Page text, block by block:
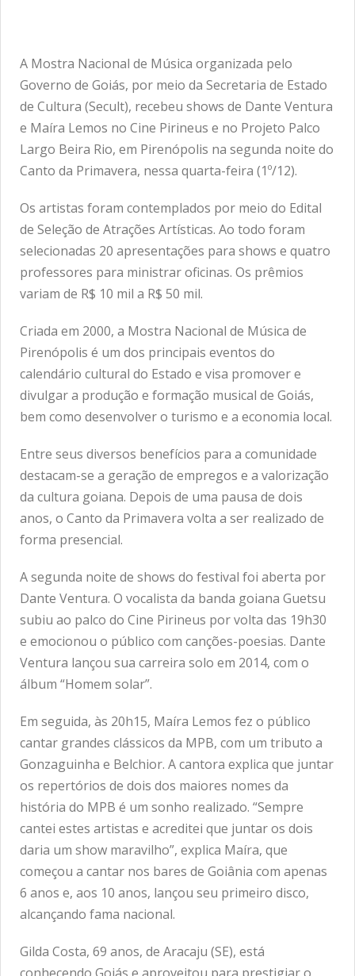
A Mostra Nacional de Música organizada pelo
Governo de Goiás, por meio da Secretaria de Estado
de Cultura (Secult), recebeu shows de Dante Ventura
e Maíra Lemos no Cine Pirineus e no Projeto Palco
Largo Beira Rio, em Pirenópolis na segunda noite do
Canto da Primavera, nessa quarta-feira (1º/12).
Os artistas foram contemplados por meio do Edital
de Seleção de Atrações Artísticas. Ao todo foram
selecionadas 20 apresentações para shows e quatro
professores para ministrar oficinas. Os prêmios
variam de R$ 10 mil a R$ 50 mil.
Criada em 2000, a Mostra Nacional de Música de
Pirenópolis é um dos principais eventos do
calendário cultural do Estado e visa promover e
divulgar a produção e formação musical de Goiás,
bem como desenvolver o turismo e a economia local.
Entre seus diversos benefícios para a comunidade
destacam-se a geração de empregos e a valorização
da cultura goiana. Depois de uma pausa de dois
anos, o Canto da Primavera volta a ser realizado de
forma presencial.
A segunda noite de shows do festival foi aberta por
Dante Ventura. O vocalista da banda goiana Guetsu
subiu ao palco do Cine Pirineus por volta das 19h30
e emocionou o público com canções-poesias. Dante
Ventura lançou sua carreira solo em 2014, com o
álbum “Homem solar”.
Em seguida, às 20h15, Maíra Lemos fez o público
cantar grandes clássicos da MPB, com um tributo a
Gonzaguinha e Belchior. A cantora explica que juntar
os repertórios de dois dos maiores nomes da
história do MPB é um sonho realizado. “Sempre
cantei estes artistas e acreditei que juntar os dois
daria um show maravilho”, explica Maíra, que
começou a cantar nos bares de Goiânia com apenas
6 anos e, aos 10 anos, lançou seu primeiro disco,
alcançando fama nacional.
Gilda Costa, 69 anos, de Aracaju (SE), está
conhecendo Goiás e aproveitou para prestigiar o